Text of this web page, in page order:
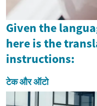
Given the
here is the
instructions:
टेक और ऑटो